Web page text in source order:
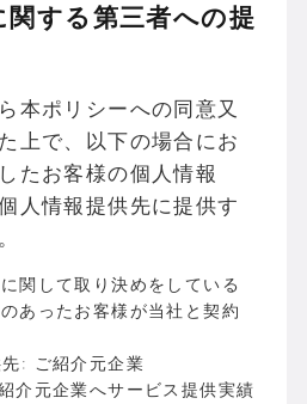
関する第三者への提
本ポリシーへの同意又
上で、以下の場合にお
たお客様の個人情報
人情報提供先に提供す
関して取り決めをしている
あったお客様が当社と契約
: ご紹介元企業
介元企業へサービス提供実績